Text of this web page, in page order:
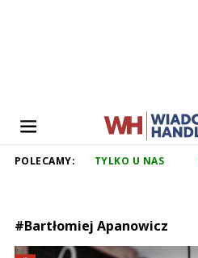
POLECAMY: TYLKO U NAS
#Bartłomiej Apanowicz